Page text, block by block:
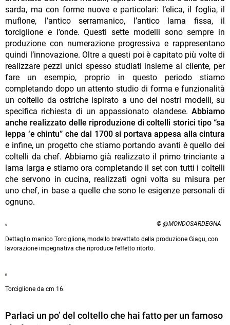
sarda, ma con forme nuove e particolari: l’elica, il foglia, il
muflone, l’antico serramanico, l’antico lama fissa, il
torciglione e l’onde. Questi sette modelli sono sempre in
produzione con numerazione progressiva e rappresentano
quindi l’innovazione. Oltre a questi poi è capitato più volte di
realizzare pezzi unici spesso studiati insieme al cliente, per
fare un esempio, proprio in questo periodo stiamo
completando dopo un attento studio di forma e funzionalità
un coltello da ostriche ispirato a uno dei nostri modelli, su
specifica richiesta di un appassionato olandese. Abbiamo
anche realizzato delle riproduzione di coltelli storici tipo “sa
leppa ‘e chintu” che dal 1700 si portava appesa alla cintura
e infine, un progetto che stiamo portando avanti è quello dei
coltelli da chef. Abbiamo già realizzato il primo trinciante a
lama larga e stiamo ora completando il set con tutti i coltelli
che servono in cucina, realizzati ogni volta su misura per
uno chef, in base a quelle che sono le esigenze personali di
ognuno.
© @MONDOSARDEGNA
Dettaglio manico Torciglione, modello brevettato della produzione Giagu, con
lavorazione impegnativa che riproduce l’effetto ritorto.
Torciglione da cm 16.
Parlaci un po’ del coltello che hai fatto per un famoso